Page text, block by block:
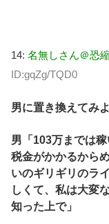
14: 名無しさん＠恐
ID:gqZg/TQD0
男に置き換えてみ
男「103万までは
税金がかかるから
いのギリギリのラ
しくて、私は大変
知った上で」